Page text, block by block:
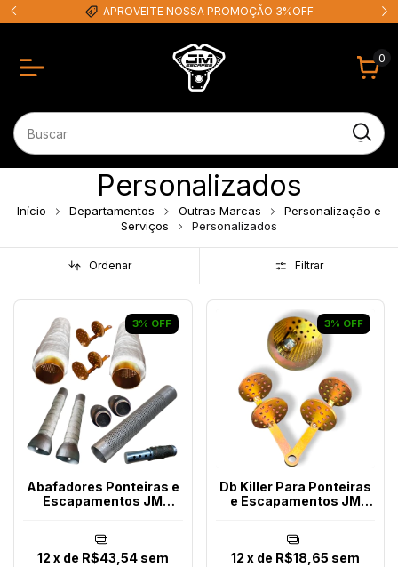
APROVEITE NOSSA PROMOÇÃO 3%OFF
0
Personalizados
Início Departamentos Outras Marcas
Personalização e
Serviços
Personalizados
Ordenar Filtrar
3% OFF
Abafadores Ponteiras e
Escapamentos JM
12 x de R$43,54 sem
3% OFF
Db Killer Para Ponteiras
e Escapamentos JM
12 x de R$18,65 sem